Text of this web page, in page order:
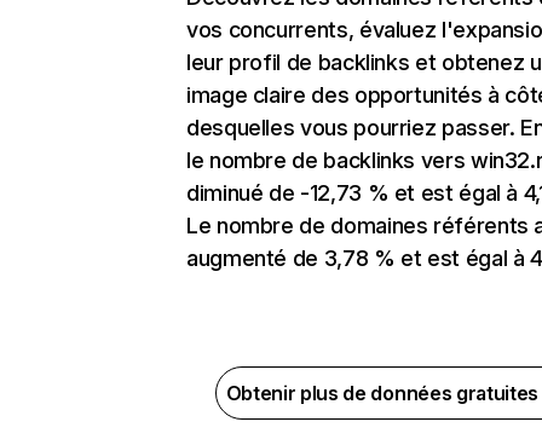
vos concurrents, évaluez
leur profil de backlinks et obtenez
image claire des opportunités à
desquelles vous pourriez passer.
le nombre de backlinks vers
diminué de -12,73 % et est égal à
Le nombre de domaines référents
augmenté de 3,78 % et est égal à
Obtenir plus de données